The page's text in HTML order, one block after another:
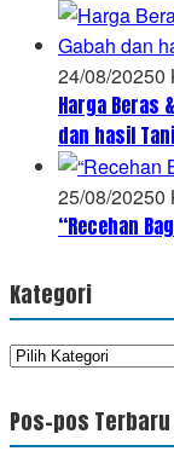
24/08/20250
Harga Beras
dan hasil
25/08/20250
“Recehan
Kategori
Kategori
Pos-pos Terbaru